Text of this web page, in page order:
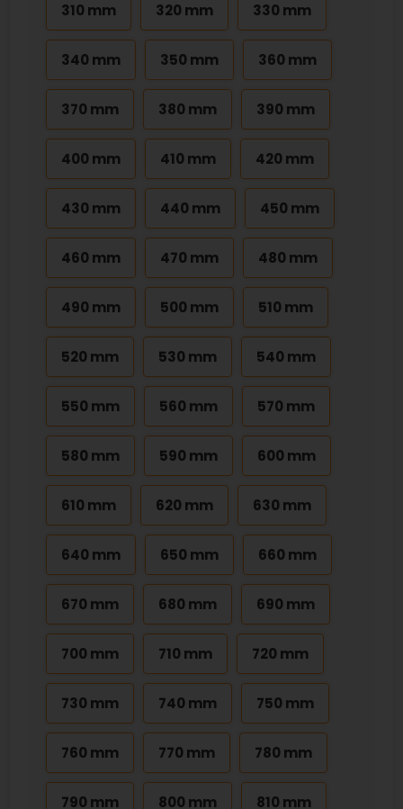
310 mm 320 mm 330 mm
340 mm 350 mm 360 mm
370 mm 380 mm 390 mm
400 mm 410 mm 420 mm
430 mm 440 mm 450 mm
460 mm 470 mm 480 mm
490 mm 500 mm 510 mm
520 mm 530 mm 540 mm
550 mm 560 mm 570 mm
580 mm 590 mm 600 mm
610 mm 620 mm 630 mm
640 mm 650 mm 660 mm
670 mm 680 mm 690 mm
700 mm 710 mm 720 mm
730 mm 740 mm 750 mm
760 mm 770 mm 780 mm
790 mm 800 mm 810 mm